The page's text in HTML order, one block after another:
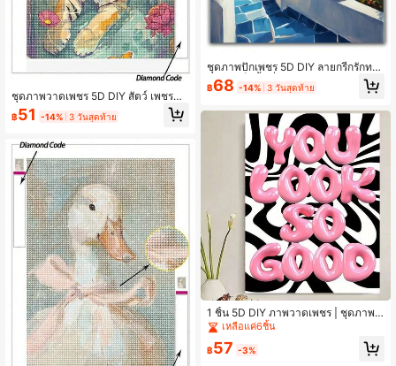
ชุดภาพวาดเพชร 5D DIY สัตว์ เพชรศิล
ปะ ชุดภาพวาดเพชรเสือพักผ่อนอย่างสง่
างามในอ่างอาบน้ำ เพชรศิลปะความละ
ละผ่อนคลายผ่าน DIY
฿51 -14% 3 วันสุดท้าย
ชุดภาพปักเพชร 5D DIY ลายกรีกรักทะเ
ล แบบเต็มพื้นที่, ศิลปะโมเสกทิวทัศน์วิล
ล่าชายหาดเกาะซานโตรินี, งานปักเพช
฿68 -14% 3 วันสุดท้าย
1 ชิ้น 5D DIY ภาพวาดเพชร | ชุดภาพว
าดเพชรคำคมสร้างแรงบันดาลใจ คุณดู
ดีมาก ภาพวาดเพชรศิลปะความละเอีย
ดสูง ภาพวาดตกแต่งทำมือ ชุดงานฝีมือ
เหลือแค่6ชิ้น
฿57 -3%